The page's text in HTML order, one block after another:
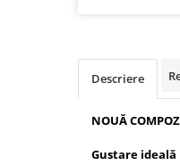
Descriere
NOUĂ
Gustare ideală